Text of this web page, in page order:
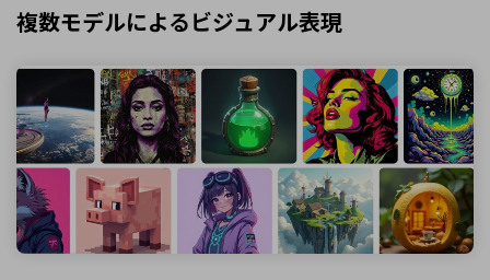
複数モデルによるビジュアル表現